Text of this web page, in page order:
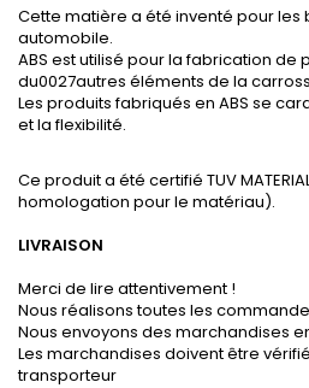
Cette matière a été inventé pour les
automobile.
ABS est utilisé pour la fabrication de
du0027autres éléments de la
Les produits fabriqués en ABS se
et la flexibilité.
Ce produit a été certifié TUV
homologation pour le matériau).
LIVRAISON
Merci de lire attentivement !
Nous réalisons toutes les
Nous envoyons des marchandises
Les marchandises doivent être
transporteur